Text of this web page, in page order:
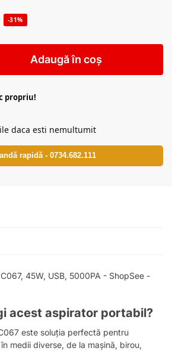
-31%
Adaugă în coș
propriu!
daca esti nemultumit
rapidă - 0734.682.111
acest aspirator portabil?
este soluția perfectă pentru
medii diverse, de la mașină, birou,